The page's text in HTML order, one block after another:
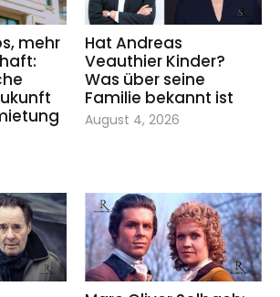
mehr
Hat Andreas
Veauthier Kinder?
Was über seine
Familie bekannt ist
August 4, 2026